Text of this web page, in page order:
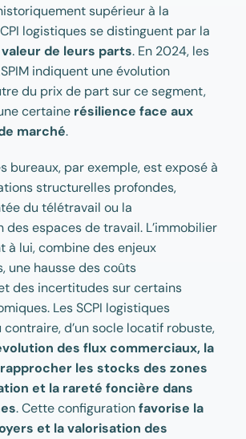
supérieur à la
logistiques se distinguent par la
de leurs parts. En 2024, les
indiquent une évolution
du prix de part sur ce segment,
certaine résilience face aux
marché.
bureaux, par exemple, est exposé à
structurelles profondes,
du télétravail ou la
des espaces de travail. L’immobilier
à lui, combine des enjeux
une hausse des coûts
des incertitudes sur certains
Les SCPI logistiques
d’un socle locatif robuste,
des flux commerciaux, la
les stocks des zones
et la rareté foncière dans
. Cette configurationfavorise la
et la valorisation des